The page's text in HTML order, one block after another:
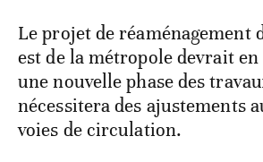
Le projet de réaménagement
est de la métropole devrait
une nouvelle phase des
nécessitera des ajustements
voies de circulation.